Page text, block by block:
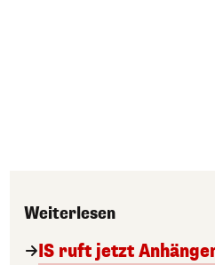
Weiterlesen
IS ruft jetzt